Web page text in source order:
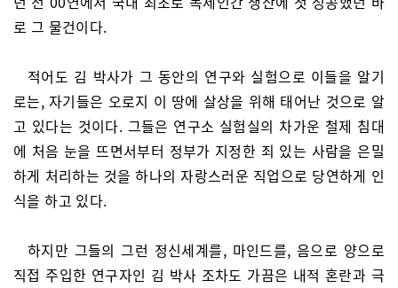
로 그 물건이다.
적어도 김 박사가 그 동안의 연구와 실험으로 이들을 알기
로는, 자기들은 오로지 이 땅에 살상을 위해 태어난 것으로 알
고 있다는 것이다. 그들은 연구소 실험실의 차가운 철제 침대
에 처음 눈을 뜨면서부터 정부가 지정한 죄 있는 사람을 은밀
하게 처리하는 것을 하나의 자랑스러운 직업으로 당연하게 인
식을 하고 있다.
하지만 그들의 그런 정신세계를, 마인드를, 음으로 양으로
직접 주입한 연구자인 김 박사 조차도 가끔은 내적 혼란과 극